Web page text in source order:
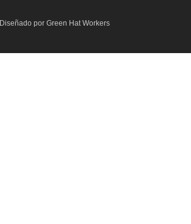
Diseñado por Green Hat Workers